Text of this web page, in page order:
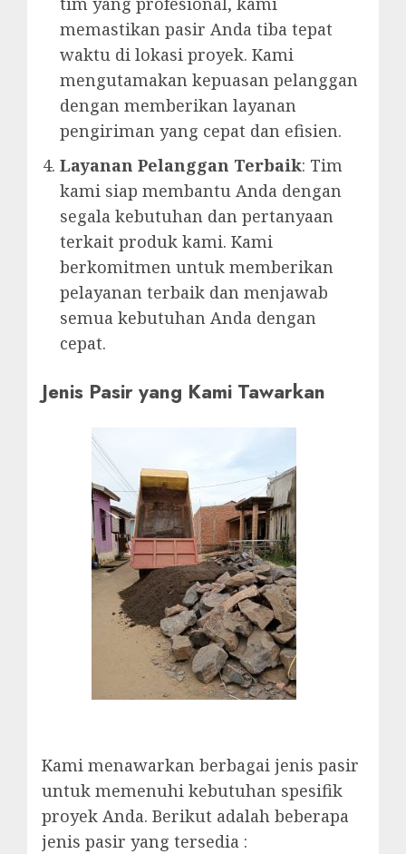
memastikan pasir Anda tiba tepat
waktu di lokasi proyek. Kami
mengutamakan kepuasan pelanggan
dengan memberikan layanan
pengiriman yang cepat dan efisien.
Layanan Pelanggan Terbaik: Tim
kami siap membantu Anda dengan
segala kebutuhan dan pertanyaan
terkait produk kami. Kami
berkomitmen untuk memberikan
pelayanan terbaik dan menjawab
semua kebutuhan Anda dengan
cepat.
Jenis Pasir yang Kami Tawarkan
Kami menawarkan berbagai jenis pasir
untuk memenuhi kebutuhan spesifik
proyek Anda. Berikut adalah beberapa
jenis pasir yang tersedia :